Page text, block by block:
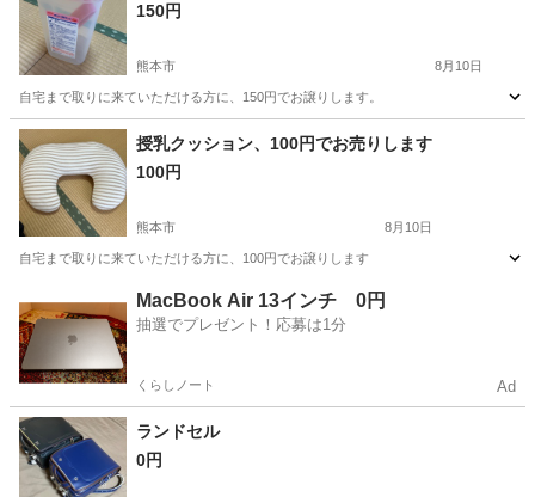
150円
熊本市 8月10日
自宅まで取りに来ていただける方に、150円でお譲りします。
熊本 熊本市 ベビー用品
授乳クッション、100円でお売りします
100円
熊本市 8月10日
自宅まで取りに来ていただける方に、100円でお譲りします
産後用品 譲り
MacBook Air 13インチ 0円
抽選でプレゼント！応募は1分
くらしノート Ad
ランドセル
0円